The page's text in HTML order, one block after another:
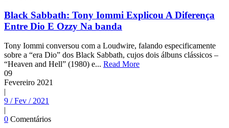
Black Sabbath: Tony Iommi Explicou A Diferença
Entre Dio E Ozzy Na banda
Tony Iommi conversou com a Loudwire, falando especificamente
sobre a “era Dio” dos Black Sabbath, cujos dois álbuns clássicos –
“Heaven and Hell” (1980) e... Read More
09
Fevereiro 2021
|
9 / Fev / 2021
|
0 Comentários